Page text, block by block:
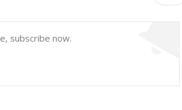
subscribe now.